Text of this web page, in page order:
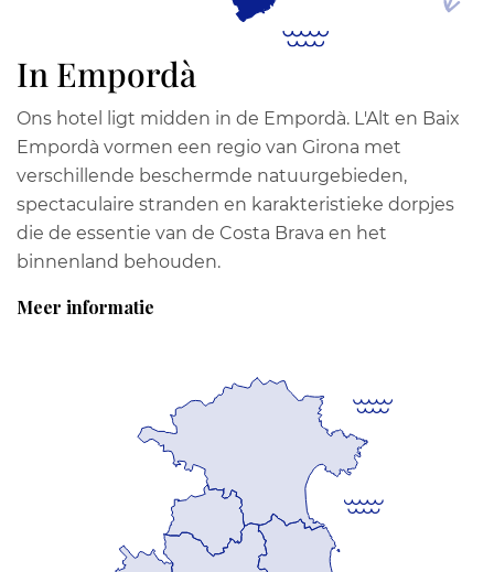
In Empordà
Ons hotel ligt midden in de Empordà. L'Alt en Baix
Empordà vormen een regio van Girona met
verschillende beschermde natuurgebieden,
spectaculaire stranden en karakteristieke dorpjes
die de essentie van de Costa Brava en het
binnenland behouden.
Meer informatie